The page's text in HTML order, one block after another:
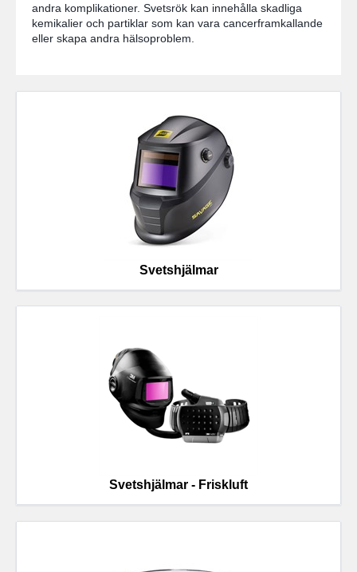
andra komplikationer. Svetsrök kan innehålla skadliga
kemikalier och partiklar som kan vara cancerframkallande
eller skapa andra hälsoproblem.
Svetshjälmar
Svetshjälmar - Friskluft